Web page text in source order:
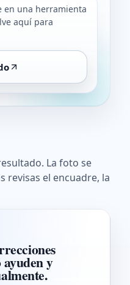
en una herramienta
aquí para
La foto se
revisas el encuadre, la
y